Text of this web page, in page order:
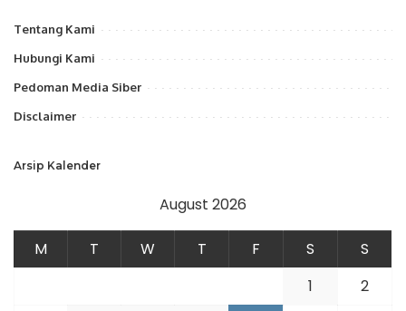
Tentang Kami
Hubungi Kami
Pedoman Media Siber
Disclaimer
Arsip Kalender
August 2026
M T W T F S
S
1
2